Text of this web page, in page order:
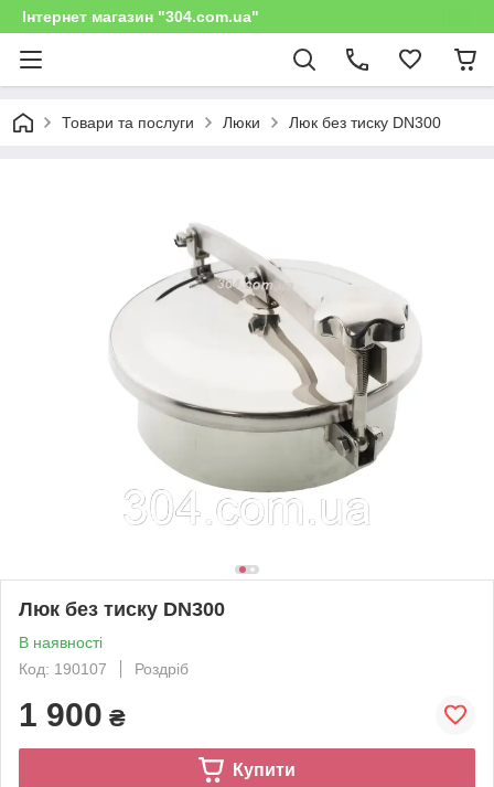
Інтернет магазин "304.com.ua"
Товари та послуги Люки Люк без тиску DN300
Люк без тиску DN300
В наявності
Код: 190107
Роздріб
1 900 ₴
Купити